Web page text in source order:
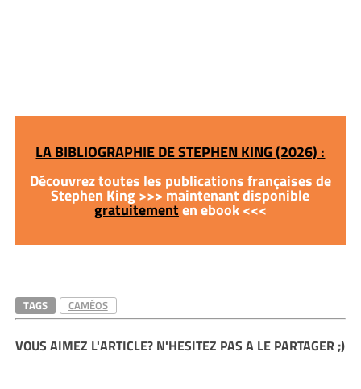
LA BIBLIOGRAPHIE DE STEPHEN KING (2026) :
Découvrez toutes les publications françaises de
Stephen King >>> maintenant disponible
gratuitementen ebook <<<
TAGS CAMÉOS
VOUS AIMEZ L'ARTICLE? N'HESITEZ PAS A LE PARTAGER ;)